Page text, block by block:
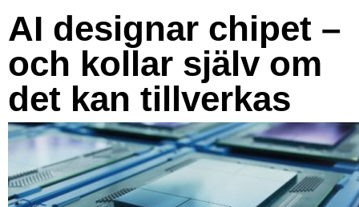
AI designar chipet –
och kollar själv om
det kan tillverkas